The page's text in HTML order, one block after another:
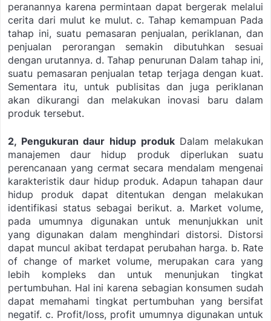
peranannya karena permintaan dapat bergerak melalui
cerita dari mulut ke mulut. c. Tahap kemampuan Pada
tahap ini, suatu pemasaran penjualan, periklanan, dan
penjualan perorangan semakin dibutuhkan sesuai
dengan urutannya. d. Tahap penurunan Dalam tahap ini,
suatu pemasaran penjualan tetap terjaga dengan kuat.
Sementara itu, untuk publisitas dan juga periklanan
akan dikurangi dan melakukan inovasi baru dalam
produk tersebut.
2, Pengukuran daur hidup produk Dalam melakukan
manajemen daur hidup produk diperlukan suatu
perencanaan yang cermat secara mendalam mengenai
karakteristik daur hidup produk. Adapun tahapan daur
hidup produk dapat ditentukan dengan melakukan
identifikasi status sebagai berikut. a. Market volume,
pada umumnya digunakan untuk menunjukkan unit
yang digunakan dalam menghindari distorsi. Distorsi
dapat muncul akibat terdapat perubahan harga. b. Rate
of change of market volume, merupakan cara yang
lebih kompleks dan untuk menunjukan tingkat
pertumbuhan. Hal ini karena sebagian konsumen sudah
dapat memahami tingkat pertumbuhan yang bersifat
negatif. c. Profit/loss, profit umumnya digunakan untuk